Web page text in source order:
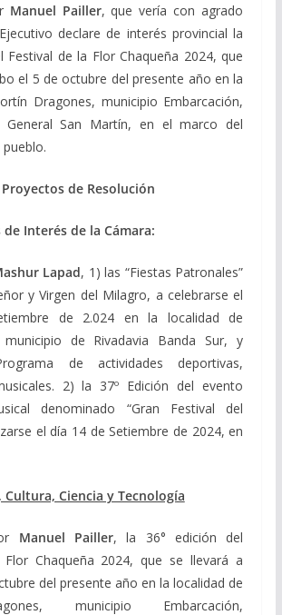
Manuel Pailler, que vería con agrado
declare de interés provincial la
Festival de la Flor Chaqueña 2024, que
el 5 de octubre del presente año en la
Dragones, municipio Embarcación,
General San Martín, en el marco del
Proyectos de Resolución
de Interés de la Cámara:
Lapad, 1) las “Fiestas Patronales”
y Virgen del Milagro, a celebrarse el
de 2.024 en la localidad de
municipio de Rivadavia Banda Sur, y
de actividades deportivas,
2) la 37º Edición del evento
denominado “Gran Festival del
el día 14 de Setiembre de 2024, en
Cultura, Ciencia y Tecnología
Manuel Pailler, la 36° edición del
Chaqueña 2024, que se llevará a
del presente año en la localidad de
municipio Embarcación,